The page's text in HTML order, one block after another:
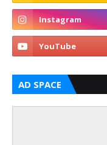
AD SPACE